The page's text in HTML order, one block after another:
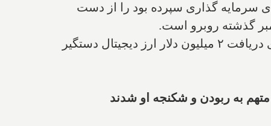
هزاران دلار به "پادشاه رمزارز دیجیتالی" "آیدن پلترسکی" ۲۴ ساله، برای سرمایه گذاری سپرده بود را از دست
گذشته روبرو است.
طبق اسناد دادگاه، "آکیل هیوود" به اتهام ربودن آیدن و تهدید مدیر ناظر بر ورشکستگی در تلاش برای دریافت ۲ میلیون دلار ارز دیجیتال دستگیر